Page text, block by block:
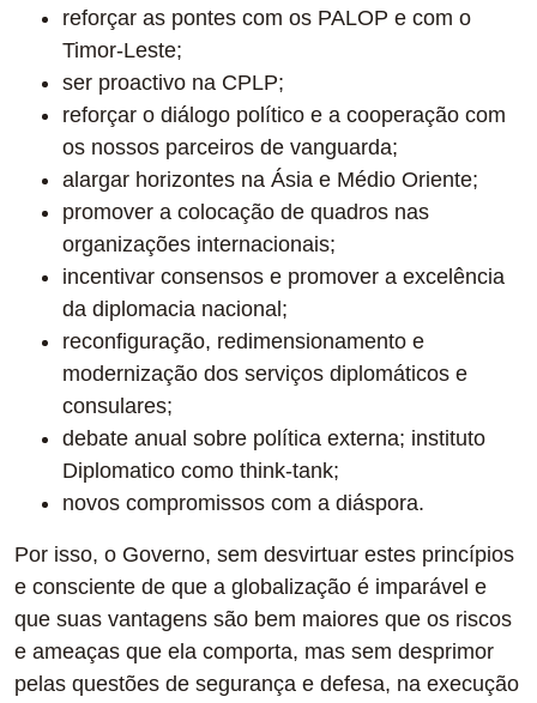
reforçar as pontes com os PALOP e com o
Timor-Leste;
ser proactivo na CPLP;
reforçar o diálogo político e a cooperação com
os nossos parceiros de vanguarda;
alargar horizontes na Ásia e Médio Oriente;
promover a colocação de quadros nas
organizações internacionais;
incentivar consensos e promover a excelência
da diplomacia nacional;
reconfiguração, redimensionamento e
modernização dos serviços diplomáticos e
consulares;
debate anual sobre política externa; instituto
Diplomatico como think-tank;
novos compromissos com a diáspora.
Por isso, o Governo, sem desvirtuar estes princípios
e consciente de que a globalização é imparável e
que suas vantagens são bem maiores que os riscos
e ameaças que ela comporta, mas sem desprimor
pelas questões de segurança e defesa, na execução